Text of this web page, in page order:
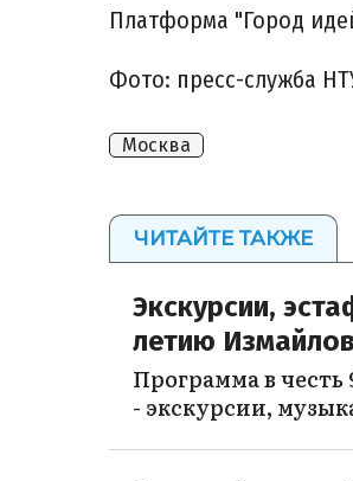
Платформа "Город
Фото: пресс-служба
Москва
ЧИТАЙТЕ ТАКЖЕ
Экскурсии,
летию
Программа в
- экскурсии,